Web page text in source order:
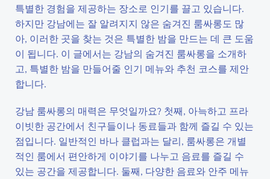
특별한 경험을 제공하는 장소로 인기를 끌고 있습니다.
하지만 강남에는 잘 알려지지 않은 숨겨진 룸싸롱도 많
아, 이러한 곳을 찾는 것은 특별한 밤을 만드는 데 큰 도움
이 됩니다. 이 글에서는 강남의 숨겨진 룸싸롱을 소개하
고, 특별한 밤을 만들어줄 인기 메뉴와 추천 코스를 제안
합니다.
강남 룸싸롱의 매력은 무엇일까요? 첫째, 아늑하고 프라
이빗한 공간에서 친구들이나 동료들과 함께 즐길 수 있는
점입니다. 일반적인 바나 클럽과는 달리, 룸싸롱은 개별
적인 룸에서 편안하게 이야기를 나누고 음료를 즐길 수
있는 공간을 제공합니다. 둘째, 다양한 음료와 안주 메뉴